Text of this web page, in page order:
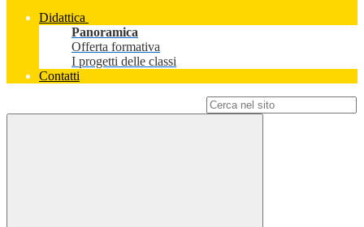
Didattica
Panoramica
Offerta formativa
I progetti delle classi
Contatti